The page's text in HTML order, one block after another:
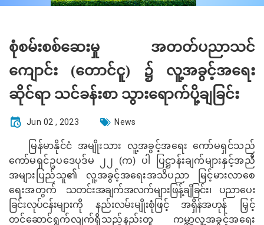
စုံစမ်းစစ်ဆေးမှု အတတ်ပညာသင်
ကျောင်း (တောင်ငူ) ၌ လူ့အခွင့်အရေး
ဆိုင်ရာ သင်ခန်းစာ သွားရောက်ပို့ချခြင်း
Jun 02 , 2023 News
မြန်မာနိုင်ငံ အမျိုးသား လူ့အခွင့်အရေး ကော်မရှင်သည်
ကော်မရှင်ဥပဒေပုဒ်မ ၂၂ (က) ပါ ပြဋ္ဌာန်းချက်များနှင့်အညီ
အများပြည်သူ၏ လူ့အခွင့်အရေးအသိပညာ မြင့်မားလာစေ
ရေးအတွက် သတင်းအချက်အလက်များဖြန့်ချိခြင်း၊ ပညာပေး
ခြင်းလုပ်ငန်းများကို နည်းလမ်းမျိုးစုံဖြင့် အရှိန်အဟုန်မြှင့်
တင်ဆောင်ရွက်လျက်ရှိသည့်နည်းတူ ကမ္ဘာ့လူ့အခွင့်အ‌ရေး